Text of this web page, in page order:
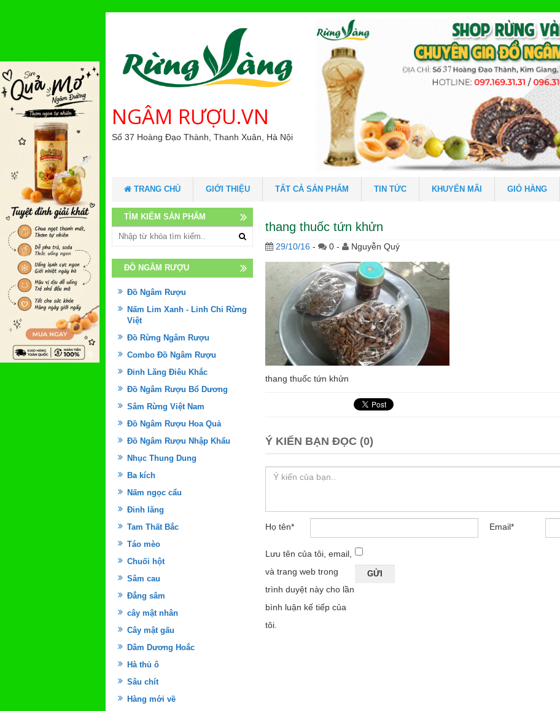
NGÂM RƯỢU.VN
Số 37 Hoàng Đạo Thành, Thanh Xuân, Hà Nội
TRANG CHỦ GIỚI THIỆU TẤT CẢ SẢN PHẨM TIN TỨC KHUYẾN MÃI GIỎ HÀNG
thang thuốc tứn khửn
29/10/16 - 0 - Nguyễn Quý
thang thuốc tứn khửn
Ý KIẾN BẠN ĐỌC (0)
Họ tên* Email*
Lưu tên của tôi, email,
và trang web trong
trình duyệt này cho lần
bình luận kế tiếp của
tôi.
TÌM KIẾM SẢN PHẨM
ĐỒ NGÂM RƯỢU
Đồ Ngâm Rượu
Nấm Lim Xanh - Linh Chi Rừng
Việt
Đồ Rừng Ngâm Rượu
Combo Đồ Ngâm Rượu
Đinh Lăng Điêu Khắc
Đồ Ngâm Rượu Bổ Dương
Sâm Rừng Việt Nam
Đồ Ngâm Rượu Hoa Quả
Đồ Ngâm Rượu Nhập Khẩu
Nhục Thung Dung
Ba kích
Nấm ngọc cẩu
Đinh lăng
Tam Thất Bắc
Táo mèo
Chuối hột
Sâm cau
Đẳng sâm
cây mật nhân
Cây mật gấu
Dâm Dương Hoắc
Hà thủ ô
Sâu chít
Hàng mới về